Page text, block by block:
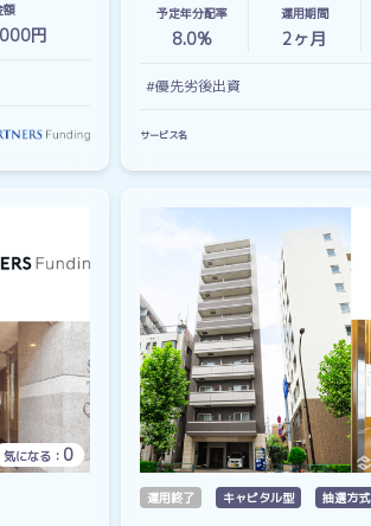
額
円
予定年分配率
8.0%
運用期間
2ヶ月
#優先劣後出資
サービス名
気になる： 0
運用終了 キャピタル型 抽選方式